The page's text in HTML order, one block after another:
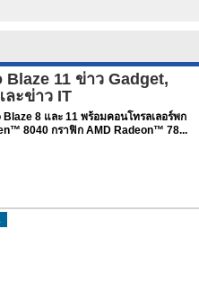
11 ข่าว Gadget,
ละข่าว IT
8 และ 11 พร้อมคอนโทรลเลอร์พก
8040 กราฟิก AMD Radeon™ 78...